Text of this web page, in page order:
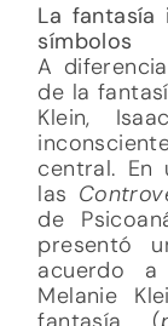
La
símbolos
A
de la
Klein,
central. En
las
de
presentó
acuerdo
Melanie